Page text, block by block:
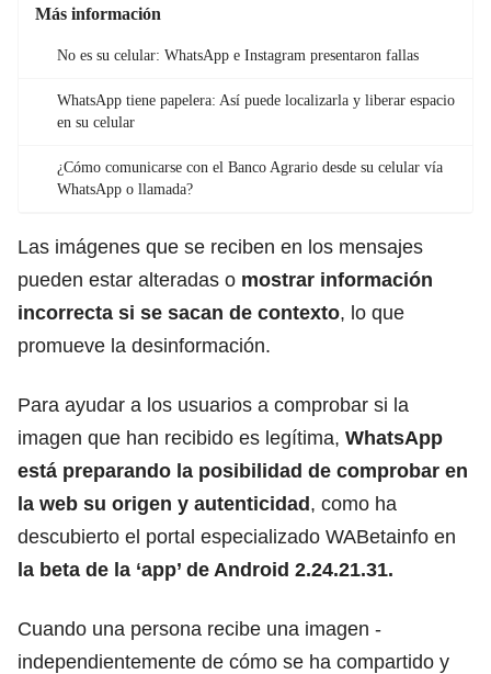
Más información
No es su celular: WhatsApp e Instagram presentaron fallas
WhatsApp tiene papelera: Así puede localizarla y liberar espacio
en su celular
¿Cómo comunicarse con el Banco Agrario desde su celular vía
WhatsApp o llamada?
Las imágenes que se reciben en los mensajes
pueden estar alteradas o mostrar información
incorrecta si se sacan de contexto, lo que
promueve la desinformación.
Para ayudar a los usuarios a comprobar si la
imagen que han recibido es legítima, WhatsApp
está preparando la posibilidad de comprobar en
la web su origen y autenticidad, como ha
descubierto el portal especializado WABetainfo en
la beta de la ‘app’ de Android 2.24.21.31.
Cuando una persona recibe una imagen -
independientemente de cómo se ha compartido y